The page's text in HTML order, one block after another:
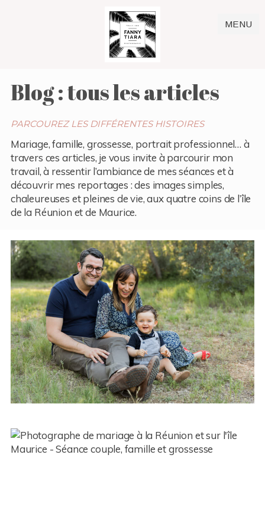
MENU
Blog : tous les articles
PARCOUREZ LES DIFFÉRENTES HISTOIRES
Mariage, famille, grossesse, portrait professionnel… à
travers ces articles, je vous invite à parcourir mon
travail, à ressentir l’ambiance de mes séances et à
découvrir mes reportages : des images simples,
chaleureuses et pleines de vie, aux quatre coins de l’île
de la Réunion et de Maurice.
Bébé – Charles – Lunel (34)